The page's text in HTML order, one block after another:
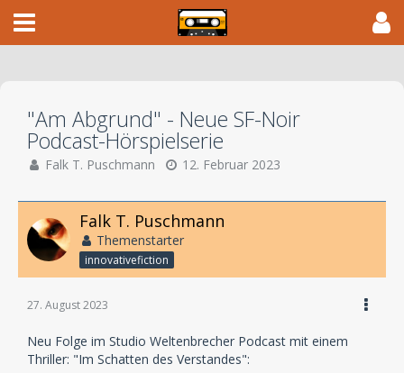
"Am Abgrund" - Neue SF-Noir
Podcast-Hörspielserie
Falk T. Puschmann 12. Februar 2023
Falk T. Puschmann
Themenstarter
innovativefiction
27. August 2023
Neu Folge im Studio Weltenbrecher Podcast mit einem
Thriller: "Im Schatten des Verstandes":